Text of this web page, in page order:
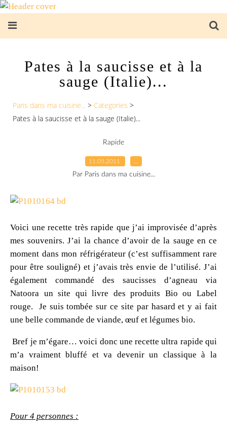
Pates à la saucisse et à la
sauge (Italie)...
Paris dans ma cuisine... > Categories >
Pates à la saucisse et à la sauge (Italie)...
Rapide
11.05.2011
Par Paris dans ma cuisine...
Voici une recette très rapide que j’ai improvisée d’après
mes souvenirs. J’ai la chance d’avoir de la sauge en ce
moment dans mon réfrigérateur (c’est suffisamment rare
pour être souligné) et j’avais très envie de l’utilisé. J’ai
également commandé des saucisses d’agneau via
Natoora un site qui livre des produits Bio ou Label
rouge. Je suis tombée sur ce site par hasard et y ai fait
une belle commande de viande, œuf et légumes bio.
Bref je m’égare… voici donc une recette ultra rapide qui
m’a vraiment bluffé et va devenir un classique à la
maison!
Pour 4 personnes :